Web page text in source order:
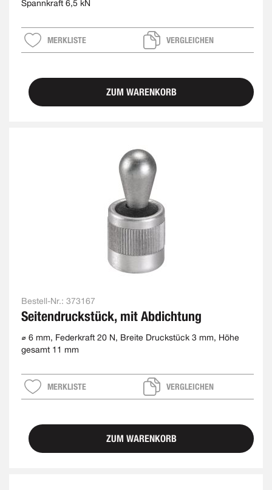
Spannkraft 6,5 kN
MERKLISTE VERGLEICHEN
ZUM WARENKORB
Bestell-Nr.: 373167
Seitendruckstück, mit Abdichtung
⌀ 6 mm, Federkraft 20 N, Breite Druckstück 3 mm, Höhe
gesamt 11 mm
MERKLISTE VERGLEICHEN
ZUM WARENKORB